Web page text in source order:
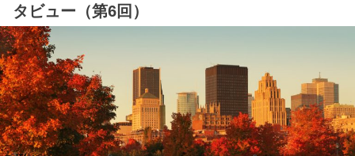
タビュー（第6回）